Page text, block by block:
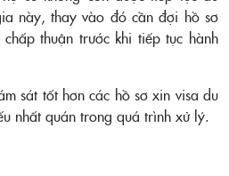
này, thay vào đó cần đợi hồ sơ
thuận trước khi tiếp tục hành
sát tốt hơn các hồ sơ xin visa du
nhất quán trong quá trình xử lý.